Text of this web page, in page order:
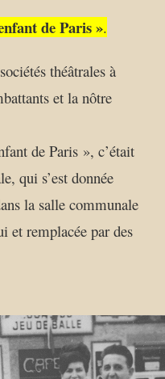
de Paris ».
théâtrales à
et la nôtre
de Paris », c’était
qui s’est donnée
la salle communale
et remplacée par des